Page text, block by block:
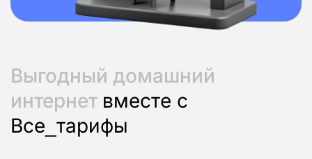
Выгодный домашний
интернет вместе с
Все_тарифы